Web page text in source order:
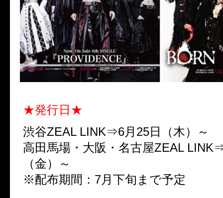
★発行日★
渋谷ZEAL LINK⇒6月25日（木）～
高田馬場・大阪・名古屋ZEAL
（金）～
※配布期間：7月下旬まで予定